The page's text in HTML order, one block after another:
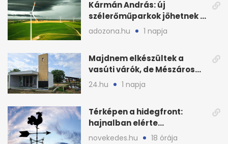
Kármán András: új
szélerőműparkok jöhetnek a
kormányülés döntése
adozona.hu 1 napja
Majdnem elkészültek a
vasúti várók, de Mészáros
bizalmasa leromboltatja
24.hu 1 napja
Térképen a hidegfront:
hajnalban elérte
Magyarország határát
novekedes.hu 18 órája